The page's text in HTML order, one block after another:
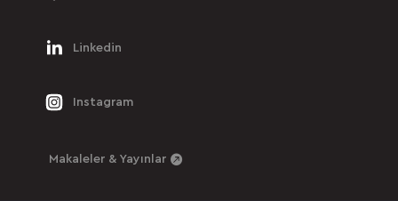
Linkedin
Instagram
Makaleler & Yayınlar